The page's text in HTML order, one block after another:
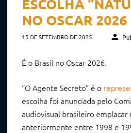
ESCOLHA
NO OSCAR 2026
15 DE SETEMBRO DE 2025
É o Brasil no Oscar 2026.
“O Agente Secreto” é o
escolha foi anunciada pelo
audiovisual brasileiro
anteriormente entre 1998 e